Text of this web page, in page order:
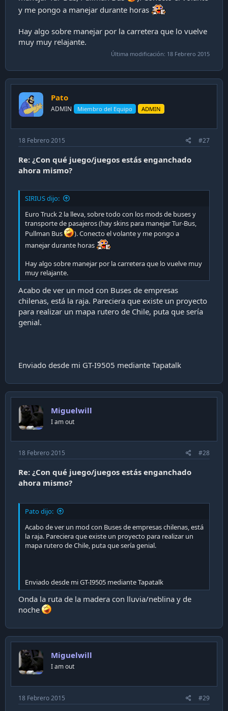
y me pongo a manejar durante horas
Hay algo sobre manejar por la carretera que lo vuelve
muy muy relajante.
Última modificación: 18 Febrero 2015
Pato
ADMIN Miembro del Equipo ADMIN
18 Febrero 2015 #27
Re: ¿Con qué juego/juegos estás enganchado
ahora mismo?
SIRIUS dijo:
Euro Truck 2 la lleva, sobre todo con los mods de buses y
transporte de pasajeros (hay skins para manejar Tur-Bus,
Pullman Bus
). Conecto el volante y me pongo a
manejar durante horas
Hay algo sobre manejar por la carretera que lo vuelve muy
muy relajante.
Acabo de ver un mod con Buses de empresas
chilenas, está la raja. Pareciera que existe un proyecto
para realizar un mapa rutero de Chile, puta que sería
genial.
Enviado desde mi GT-I9505 mediante Tapatalk
Miguelwill
I am out
18 Febrero 2015 #28
Re: ¿Con qué juego/juegos estás enganchado
ahora mismo?
Pato dijo:
Acabo de ver un mod con Buses de empresas chilenas, está
la raja. Pareciera que existe un proyecto para realizar un
mapa rutero de Chile, puta que sería genial.
Enviado desde mi GT-I9505 mediante Tapatalk
Onda la ruta de la madera con lluvia/neblina y de
noche
Miguelwill
I am out
18 Febrero 2015 #29